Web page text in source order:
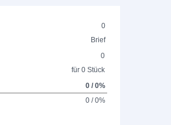
0
Brief
0
für 0 Stück
0 / 0%
0 / 0%